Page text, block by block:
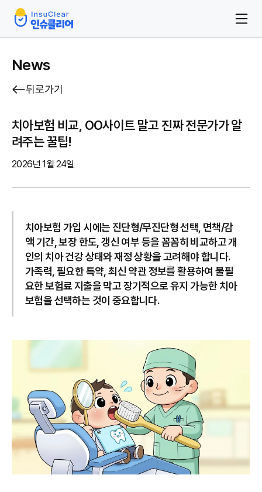
News
뒤로가기
치아보험 비교, OO사이트 말고 진짜 전문가가 알
려주는 꿀팁!
2026년 1월 24일
치아보험 가입 시에는 진단형/무진단형 선택, 면책/감
액 기간, 보장 한도, 갱신 여부 등을 꼼꼼히 비교하고 개
인의 치아 건강 상태와 재정 상황을 고려해야 합니다.
가족력, 필요한 특약, 최신 약관 정보를 활용하여 불필
요한 보험료 지출을 막고 장기적으로 유지 가능한 치아
보험을 선택하는 것이 중요합니다.